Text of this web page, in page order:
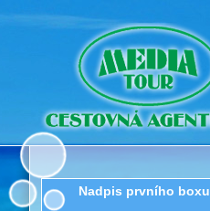
Nadpis prvního boxu